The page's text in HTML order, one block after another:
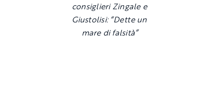
consiglieri Zingale e
Giustolisi: “Dette un
mare di falsità”